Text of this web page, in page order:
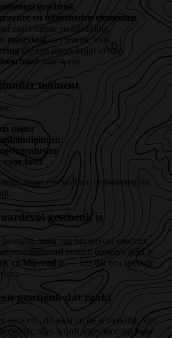
geschenk
en uitgesneden elementen
extra diepte en uitstraling
materiaal met warme look
die een plaats krijgt in huis
naar wens
moment
meter
voor later
maar een tastbare herinnering die
geschenk is
vraag, maar om het gevoel erachter.
houten ontwerp geef je
en blijvendis — iets dat een speciale
geschenk dat raakt
ontwerp, de tekst en de afwerking. Van
details: alles wordt afgestemd op jouw